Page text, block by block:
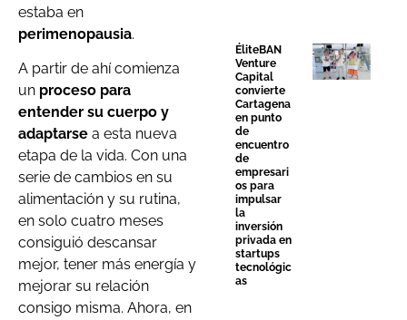
estaba en
perimenopausia.
A partir de ahí comienza
un proceso para
entender su cuerpo y
adaptarse a esta nueva
etapa de la vida. Con una
serie de cambios en su
alimentación y su rutina,
en solo cuatro meses
consiguió descansar
mejor, tener más energía y
mejorar su relación
consigo misma. Ahora, en
ÉliteBAN
Venture
Capital
convierte
Cartagena
en punto
de
encuentro
de
empresari
os para
impulsar
la
inversión
privada en
startups
tecnológic
as